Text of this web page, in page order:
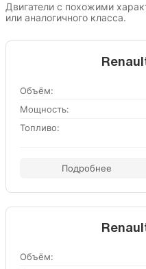
Двигатели с похожими
или аналогичного класса.
Объём:
Мощность:
Топливо:
Подробнее
Объём: